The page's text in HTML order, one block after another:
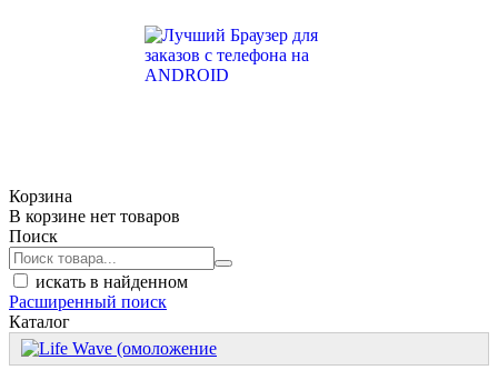
Корзина
В корзине нет товаров
Поиск
искать в найденном
Расширенный поиск
Каталог